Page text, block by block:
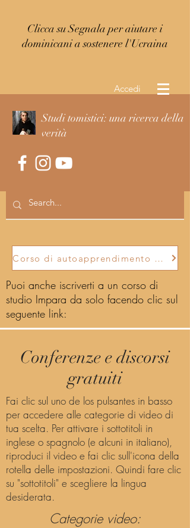
Clicca su Segnala per aiutare i
dominicani a sostenere l'Ucraina
Accedi
Studi tomistici: una ricerca della
verità
Corso di autoapprendimento per imparare da soli
Puoi anche iscriverti a un corso di
studio Impara da solo facendo clic sul
seguente link:
Conferenze e discorsi
gratuiti
Fai clic sul uno de los pulsantes in basso
per accedere alle categorie di video di
tua scelta. Per attivare i sottotitoli in
inglese o spagnolo (e alcuni in italiano),
riproduci il video e fai clic sull'icona della
rotella delle impostazioni. Quindi fare clic
su "sottotitoli" e scegliere la lingua
desiderata.
Categorie video: